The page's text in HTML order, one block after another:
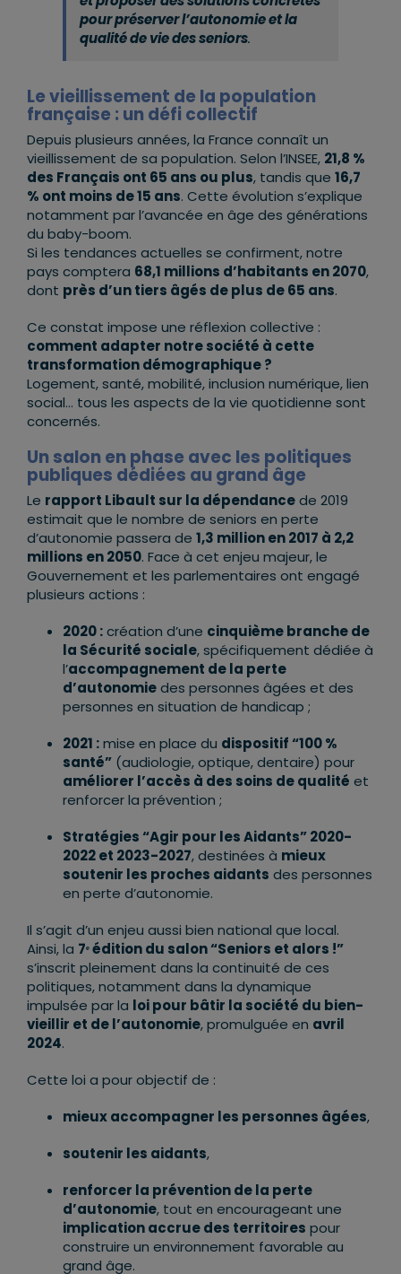
pour préserver l’autonomie et la
qualité de vie des seniors.
Le vieillissement de la population
française : un défi collectif
Depuis plusieurs années, la France connaît un
vieillissement de sa population. Selon l’INSEE, 21,8 %
des Français ont 65 ans ou plus, tandis que 16,7
% ont moins de 15 ans. Cette évolution s’explique
notamment par l’avancée en âge des générations
du baby-boom.
Si les tendances actuelles se confirment, notre
pays comptera 68,1 millions d’habitants en 2070,
dont près d’un tiers âgés de plus de 65 ans.
Ce constat impose une réflexion collective :
comment adapter notre société à cette
transformation démographique ?
Logement, santé, mobilité, inclusion numérique, lien
social… tous les aspects de la vie quotidienne sont
concernés.
Un salon en phase avec les politiques
publiques dédiées au grand âge
Le rapport Libault sur la dépendancede 2019
estimait que le nombre de seniors en perte
d’autonomie passera de 1,3 million en 2017 à 2,2
millions en 2050. Face à cet enjeu majeur, le
Gouvernement et les parlementaires ont engagé
plusieurs actions :
2020 :création d’une cinquième branche de
la Sécurité sociale, spécifiquement dédiée à
l’accompagnement de la perte
d’autonomiedes personnes âgées et des
personnes en situation de handicap ;
2021 :mise en place du dispositif “100 %
santé”(audiologie, optique, dentaire) pour
améliorer l’accès à des soins de qualité et
renforcer la prévention ;
Stratégies “Agir pour les Aidants” 2020-
2022 et 2023-2027, destinées à mieux
soutenir les proches aidants des personnes
en perte d’autonomie.
Il s’agit d’un enjeu aussi bien national que local.
Ainsi, la 7ᵉ édition du salon “Seniors et alors !”
s’inscrit pleinement dans la continuité de ces
politiques, notamment dans la dynamique
impulsée par la loi pour bâtir la société du bien-
vieillir et de l’autonomie, promulguée en avril
2024.
Cette loi a pour objectif de :
mieux accompagner les personnes âgées,
soutenir les aidants,
renforcer la prévention de la perte
d’autonomie, tout en encourageant une
implication accrue des territoires pour
construire un environnement favorable au
grand âge.